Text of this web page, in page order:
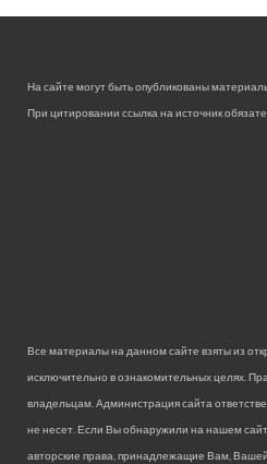
На сайте могут быть опубликованы
При цитировании ссылка на источник
Все материалы на данном сайте взяты из
исключительно в ознакомительных целях.
владельцам. Администрация сайта
не несет. Если Вы обнаружили на нашем
авторские права, принадлежащие Вам,